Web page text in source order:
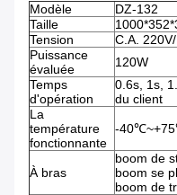
Modèle
DZ-132
Taille
Tension
C.A.
Puissance
évaluée
120W
Temps
d'opération
0.6s, 1s,
du client
La
température
fonctionnante
-
À bras
boom de
boom se
boom de